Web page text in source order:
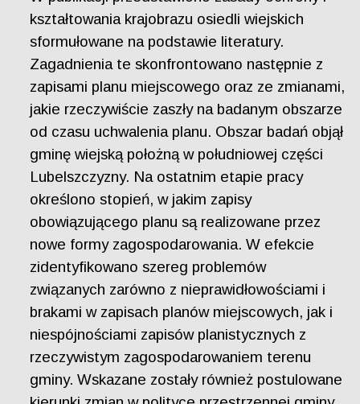
kształtowania krajobrazu osiedli wiejskich
sformułowane na podstawie literatury.
Zagadnienia te skonfrontowano następnie z
zapisami planu miejscowego oraz ze zmianami,
jakie rzeczywiście zaszły na badanym obszarze
od czasu uchwalenia planu. Obszar badań objął
gminę wiejską położną w południowej części
Lubelszczyzny. Na ostatnim etapie pracy
określono stopień, w jakim zapisy
obowiązującego planu są realizowane przez
nowe formy zagospodarowania. W efekcie
zidentyfikowano szereg problemów
związanych zarówno z nieprawidłowościami i
brakami w zapisach planów miejscowych, jak i
niespójnościami zapisów planistycznych z
rzeczywistym zagospodarowaniem terenu
gminy. Wskazane zostały również postulowane